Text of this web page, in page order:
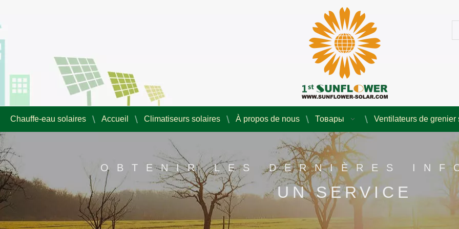
Chauffe-eau solaires Accueil Climatiseurs solaires À propos de nous Товары Ventilateurs de grenier
OBTENIR LES DERNIÈRES
UN SERVICE